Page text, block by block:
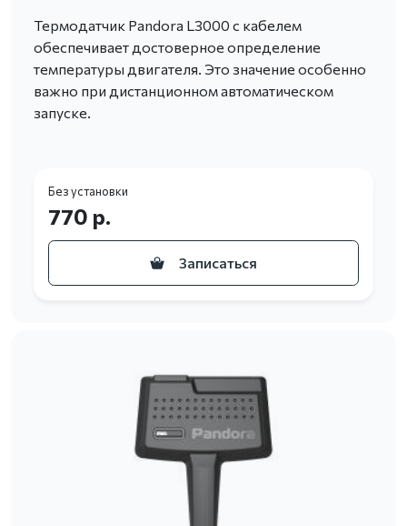
Термодатчик Pandora L3000 с кабелем
обеспечивает достоверное определение
температуры двигателя. Это значение особенно
важно при дистанционном автоматическом
запуске.
Без установки
770 р.
Записаться